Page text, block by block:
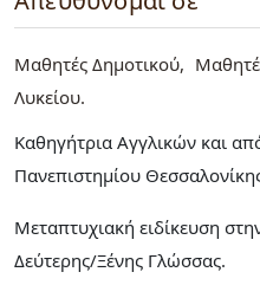
Μαθητές Δημοτικού
Λυκείου
Καθηγήτρια Αγγλικών και
Πανεπιστημίου
Μεταπτυχιακή ειδίκευση
Δεύτερης/Ξένης Γλώσσας.